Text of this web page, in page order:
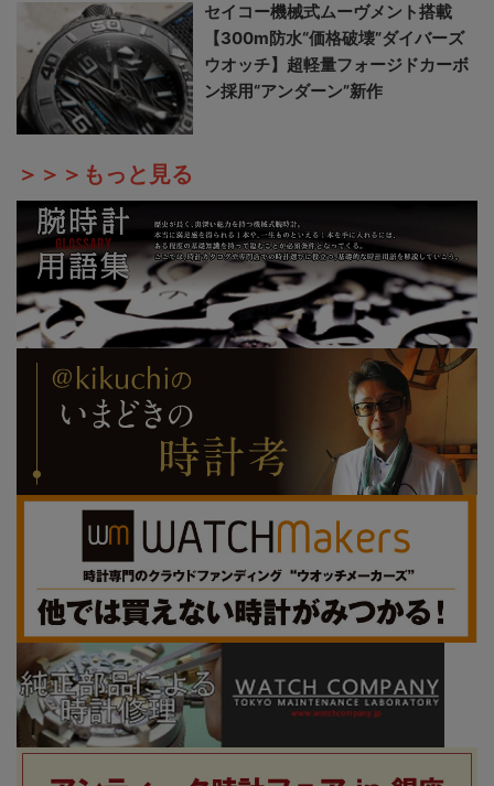
セイコー機械式ムーヴメント搭載
【300m防水“価格破壊”ダイバーズ
ウオッチ】超軽量フォージドカーボ
ン採用“アンダーン”新作
＞＞＞もっと見る